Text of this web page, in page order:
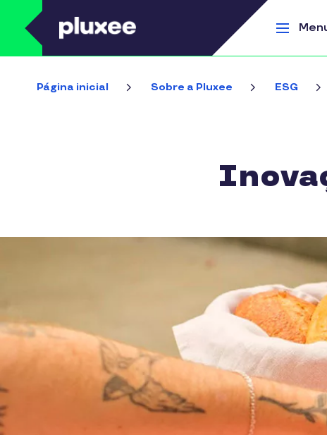
Pular para o conteúdo principal
Página inicial Sobre a Pluxee ESG